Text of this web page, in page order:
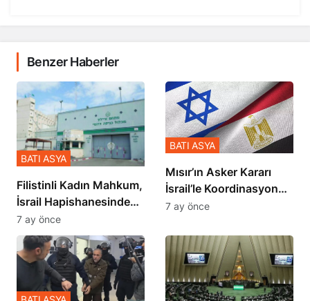
Benzer Haberler
Filistinli Kadın Mahkum,
İsrail Hapishanesindeki
Zulmü Anlattı
BATI ASYA
7 ay önce
Mısır’ın Asker Kararı
İsrail’le Koordinasyon
İçinde Gerçekleşmiş
BATI ASYA
7 ay önce